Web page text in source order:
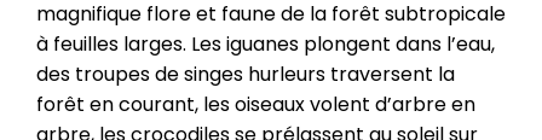
magnifique flore et faune de la forêt subtropicale
à feuilles larges. Les iguanes plongent dans l’eau,
des troupes de singes hurleurs traversent la
forêt en courant, les oiseaux volent d’arbre en